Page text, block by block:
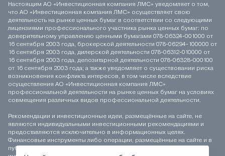
Настоящим АО «Инвестиционная компания ЛМС» уведомляет о том,
что АО «Инвестиционная компания ЛМС» осуществляет свою
деятельность на рынке ценных бумаг в соответствии со следующими
лицензиями профессионального участника рынка ценных бумаг: по
доверительному управлению ценными бумагами 078-06324-001000 от
16 сентября 2003 года, брокерской деятельности 078-06294-100000 от
16 сентября 2003 года, дилерской деятельности 078-06312-010000 от
16 сентября 2003 года, депозитарной деятельности 078-06328-000100
от 16 сентября 2003 года; а также уведомляет о существовании риска
возникновения конфликта интересов, в том числе вследствие
осуществления АО «Инвестиционная компания ЛМС»
профессиональной деятельности на рынке ценных бумаг на условиях
совмещения различных видов профессиональной деятельности.
Рекомендации и инвестиционные идеи, размещённые на сайте, не
являются индивидуальными инвестиционными рекомендациями и
предоставляются исключительно в информационных целях.
Финансовые инструменты либо операции, размещённые на сайте и в
публикуемых материалах, могут не соответствовать вашему